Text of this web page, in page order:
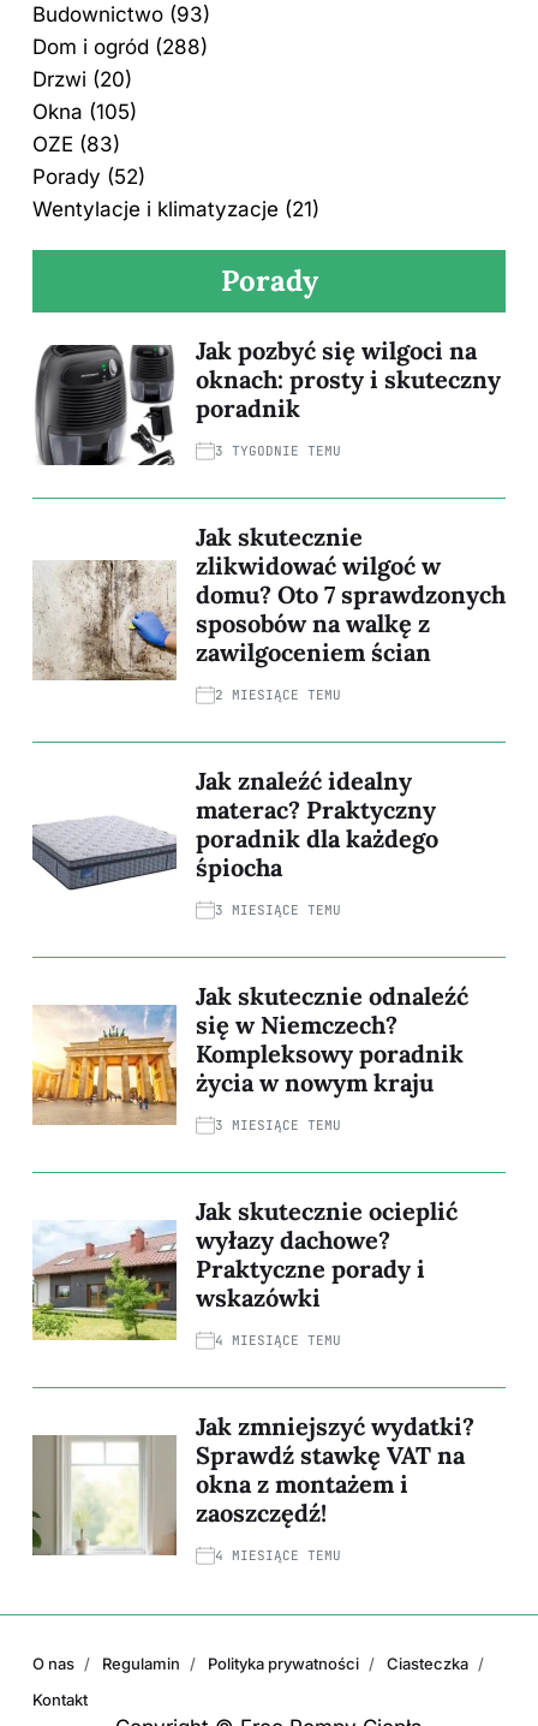
Budownictwo (93)
Dom i ogród (288)
Drzwi (20)
Okna (105)
OZE (83)
Porady (52)
Wentylacje i klimatyzacje (21)
Porady
Jak pozbyć się wilgoci na
oknach: prosty i skuteczny
poradnik
3 TYGODNIE TEMU
Jak skutecznie
zlikwidować wilgoć w
domu? Oto 7 sprawdzonych
sposobów na walkę z
zawilgoceniem ścian
2 MIESIĄCE TEMU
Jak znaleźć idealny
materac? Praktyczny
poradnik dla każdego
śpiocha
3 MIESIĄCE TEMU
Jak skutecznie odnaleźć
się w Niemczech?
Kompleksowy poradnik
życia w nowym kraju
3 MIESIĄCE TEMU
Jak skutecznie ocieplić
wyłazy dachowe?
Praktyczne porady i
wskazówki
4 MIESIĄCE TEMU
Jak zmniejszyć wydatki?
Sprawdź stawkę VAT na
okna z montażem i
zaoszczędź!
4 MIESIĄCE TEMU
O nas Regulamin Polityka prywatności
Ciasteczka
Kontakt